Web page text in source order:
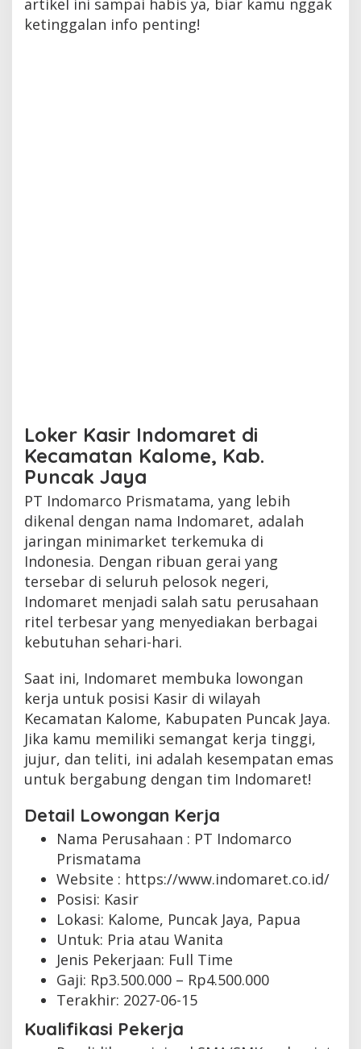
ketinggalan info penting!
Loker Kasir Indomaret di
Kecamatan Kalome, Kab.
Puncak Jaya
PT Indomarco Prismatama, yang lebih
dikenal dengan nama Indomaret, adalah
jaringan minimarket terkemuka di
Indonesia. Dengan ribuan gerai yang
tersebar di seluruh pelosok negeri,
Indomaret menjadi salah satu perusahaan
ritel terbesar yang menyediakan berbagai
kebutuhan sehari-hari.
Saat ini, Indomaret membuka lowongan
kerja untuk posisi Kasir di wilayah
Kecamatan Kalome, Kabupaten Puncak Jaya.
Jika kamu memiliki semangat kerja tinggi,
jujur, dan teliti, ini adalah kesempatan emas
untuk bergabung dengan tim Indomaret!
Detail Lowongan Kerja
Nama Perusahaan : PT Indomarco
Prismatama
Website : https://www.indomaret.co.id/
Posisi: Kasir
Lokasi: Kalome, Puncak Jaya, Papua
Untuk: Pria atau Wanita
Jenis Pekerjaan: Full Time
Gaji: Rp3.500.000 – Rp4.500.000
Terakhir: 2027-06-15
Kualifikasi Pekerja